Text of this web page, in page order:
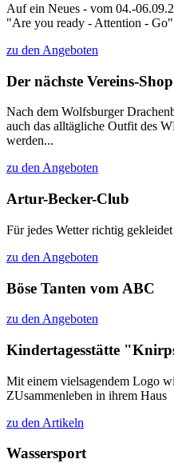
Auf ein Neues - vom 04.-
"Are you ready - Attention -
zu den Angeboten
Der nächste Vereins-Shop
Nach dem Wolfsburger
auch das alltägliche Outfit des
werden...
zu den Angeboten
Artur-Becker-Club
Für jedes Wetter richtig gekleidet
zu den Angeboten
Böse Tanten vom ABC
zu den Angeboten
Kindertagesstätte
Mit einem vielsagendem Logo
ZUsammenleben in ihrem Haus
zu den Artikeln
Wassersport